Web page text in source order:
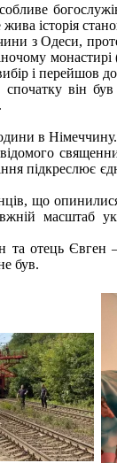
історія
з Одеси,
і перейшов
він
в Німеччину.
підкреслює
що
масштаб
та отець
був.